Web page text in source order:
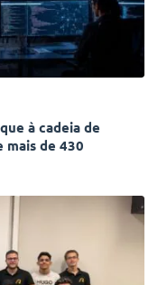
à cadeia de
de 430